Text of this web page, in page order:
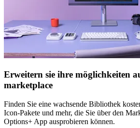
Erweitern sie ihre möglichkeiten
marketplace
Finden Sie eine wachsende Bibliothek
Icon-Pakete und mehr, die Sie über den
Options+ App ausprobieren können.